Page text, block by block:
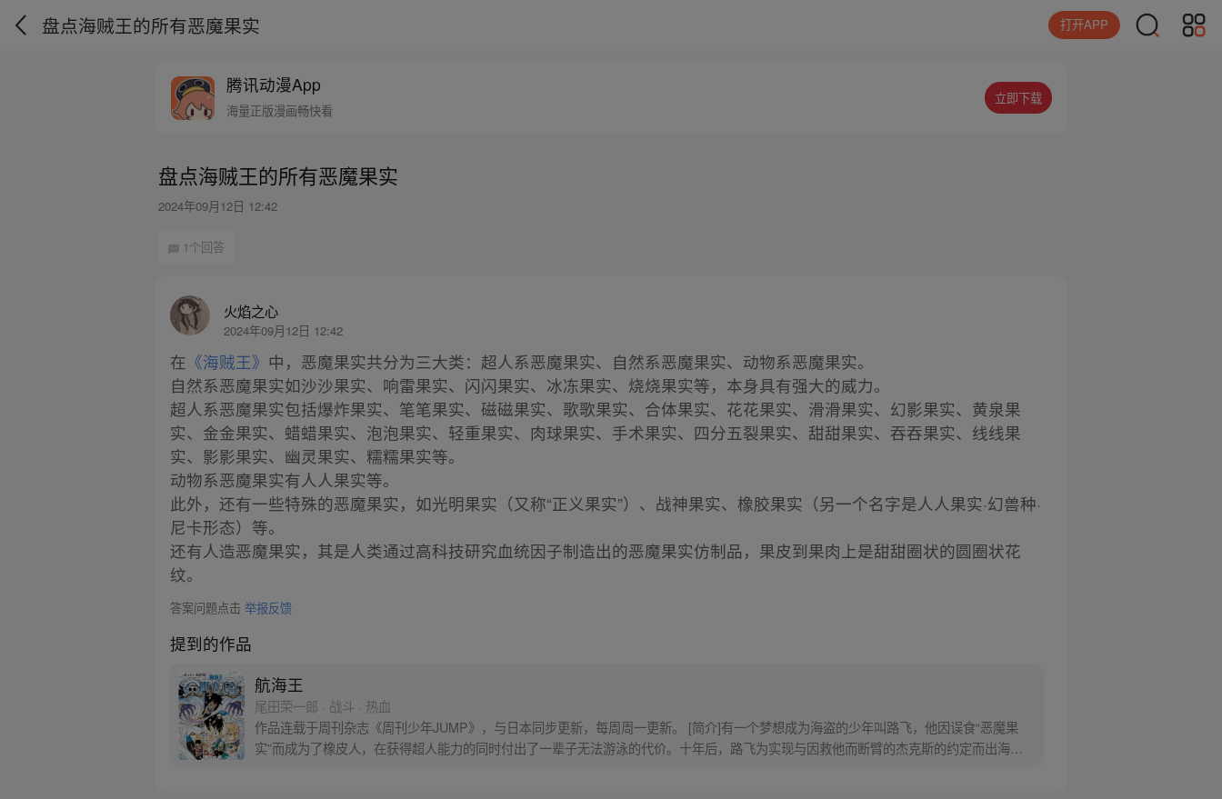
盘点海贼王的所有恶魔果实 打开APP
腾讯动漫App
海量正版漫画畅快看
立即下载
盘点海贼王的所有恶魔果实
2024年09月12日 12:42
1个回答
火焰之心
2024年09月12日 12:42
在 《海贼王》 中，恶魔果实共分为三大类：超人系恶魔果实、自然系恶魔果实、动物系恶魔果实。
自然系恶魔果实如沙沙果实、响雷果实、闪闪果实、冰冻果实、烧烧果实等，本身具有强大的威力。
超人系恶魔果实包括爆炸果实、笔笔果实、磁磁果实、歌歌果实、合体果实、花花果实、滑滑果实、幻影果实、黄泉果
实、金金果实、蜡蜡果实、泡泡果实、轻重果实、肉球果实、手术果实、四分五裂果实、甜甜果实、吞吞果实、线线果
实、影影果实、幽灵果实、糯糯果实等。
动物系恶魔果实有人人果实等。
此外，还有一些特殊的恶魔果实，如光明果实（又称“正义果实”）、战神果实、橡胶果实（另一个名字是人人果实·幻兽种·
尼卡形态）等。
还有人造恶魔果实，其是人类通过高科技研究血统因子制造出的恶魔果实仿制品，果皮到果肉上是甜甜圈状的圆圈状花
纹。
答案问题点击举报反馈
提到的作品
航海王
尾田荣一郎 · 战斗 · 热血
作品连载于周刊杂志《周刊少年JUMP》，与日本同步更新，每周周一更新。 [简介]有一个梦想成为海盗的少年叫路飞，他因误食“恶魔果
实”而成为了橡皮人，在获得超人能力的同时付出了一辈子无法游泳的代价。十年后，路飞为实现与因救他而断臂的杰克斯的约定而出海，